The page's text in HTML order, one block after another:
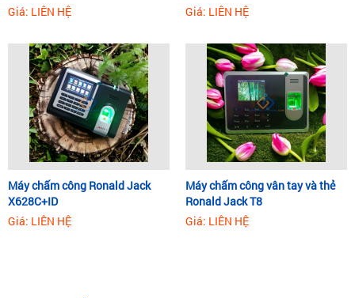
Giá: LIÊN HỆ
Giá: LIÊN HỆ
Máy chấm công Ronald Jack
X628C+ID
Giá: LIÊN HỆ
Máy chấm công vân tay và thẻ
Ronald Jack T8
Giá: LIÊN HỆ